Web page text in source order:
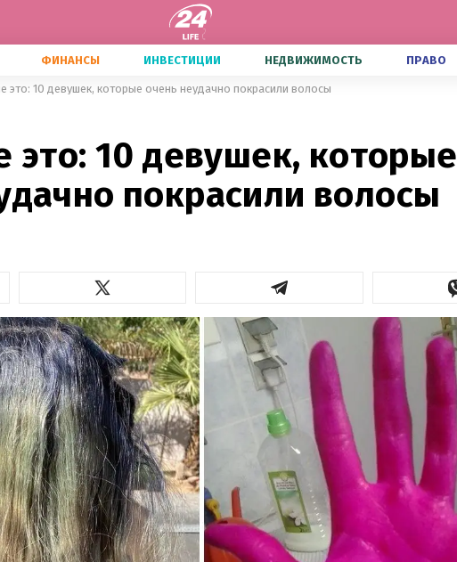
ФИНАНСЫ ИНВЕСТИЦИИ НЕДВИЖИМОСТЬ ПРАВО
это: 10 девушек, которые очень неудачно покрасили волосы
это: 10 девушек, которые
покрасили волосы